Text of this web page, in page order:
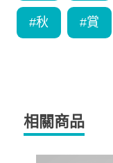
#秋 #賞
相關商品